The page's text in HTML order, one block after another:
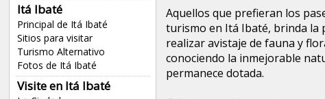
Itá Ibaté
Principal de Itá Ibaté
Sitios para visitar
Turismo Alternativo
Fotos de Itá Ibaté
Visite en Itá Ibaté
Aquellos que prefieran los
turismo en Itá Ibaté, brinda la
realizar avistaje de fauna y
conociendo la inmejorable
permanece dotada.